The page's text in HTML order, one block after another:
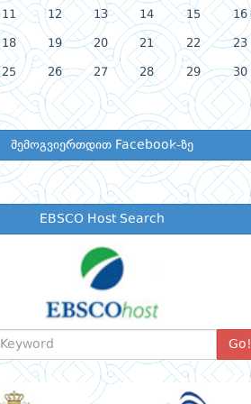
11 12 13 14 15 16
18 19 20 21 22 23
25 26 27 28 29 30
შემოგვიერთდით Facebook-ზე
EBSCO Host Search
Go!